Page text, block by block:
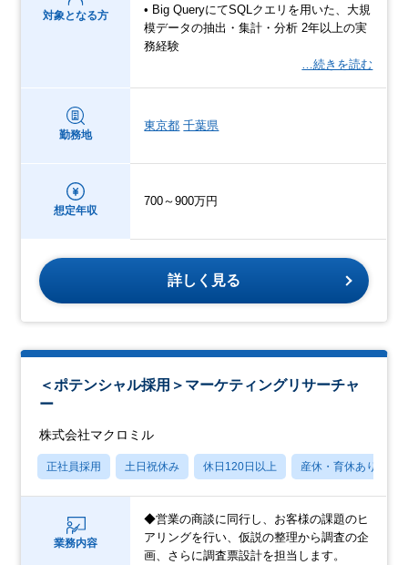
対象となる方
• Big QueryにてSQLクエリを用いた、大規
模データの抽出・集計・分析 2年以上の実
務経験
…続きを読む
勤務地
東京都 千葉県
想定年収
700～900万円
詳しく見る
＜ポテンシャル採用＞マーケティングリサーチャ
ー
株式会社マクロミル
正社員採用 土日祝休み 休日120日以上 産休・育休あり
業務内容
◆営業の商談に同行し、お客様の課題のヒ
アリングを行い、仮説の整理から調査の企
画、さらに調査票設計を担当します。